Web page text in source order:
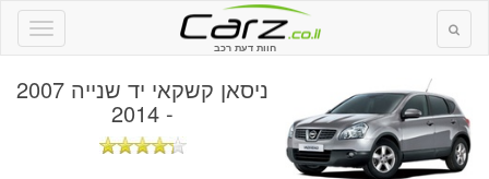
חוות דעת רכב
ניסאן קשקאי יד שנייה 2007
- 2014